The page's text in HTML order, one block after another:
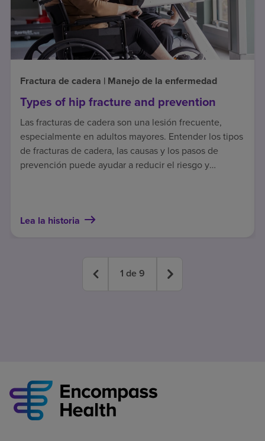
Fractura de cadera | Manejo de la enfermedad
Types of hip fracture and prevention
Las fracturas de cadera son una lesión frecuente,
especialmente en adultos mayores. Entender los tipos
de fracturas de cadera, las causas y los pasos de
prevención puede ayudar a reducir el riesgo y
Lea la historia
1 de 9